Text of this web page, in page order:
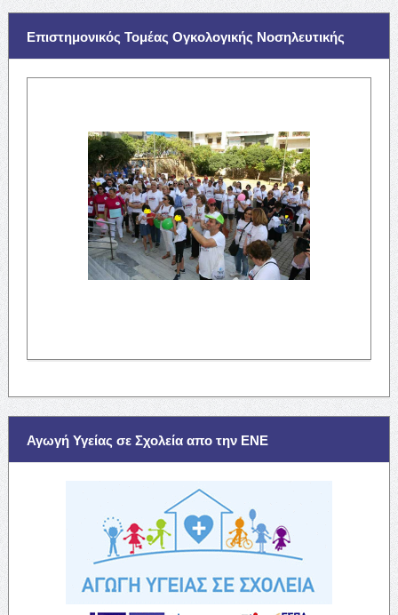
Επιστημονικός Τομέας Ογκολογικής Νοσηλευτικής
Αγωγή Υγείας σε Σχολεία απο την ΕΝΕ